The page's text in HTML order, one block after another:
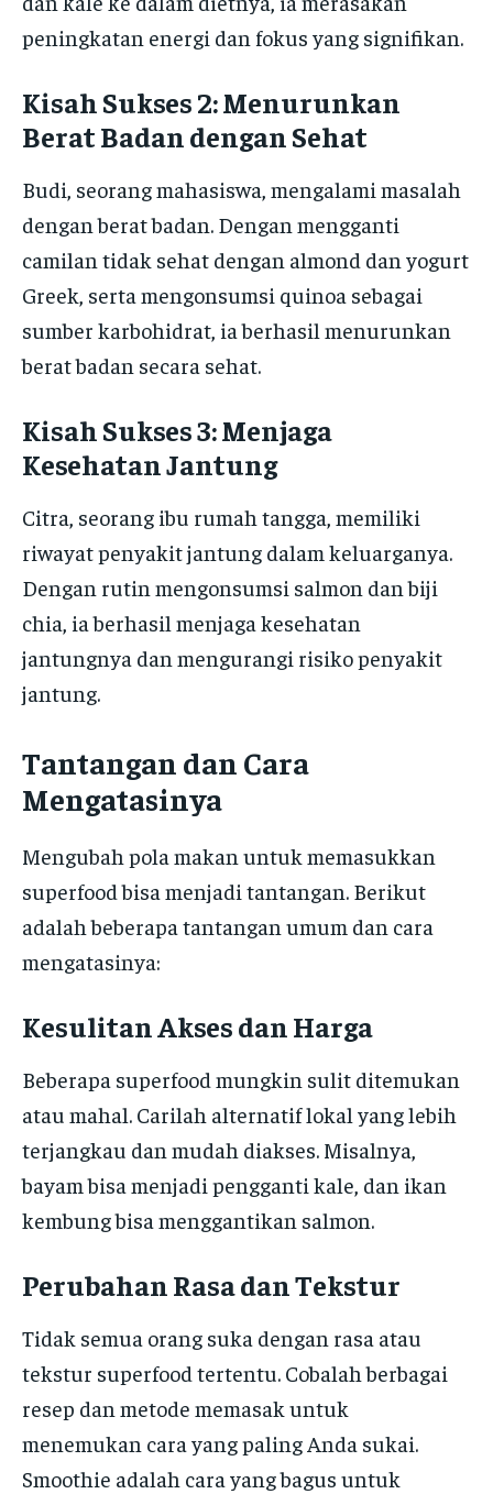
peningkatan energi dan fokus yang signifikan.
Kisah Sukses 2: Menurunkan
Berat Badan dengan Sehat
Budi, seorang mahasiswa, mengalami masalah
dengan berat badan. Dengan mengganti
camilan tidak sehat dengan almond dan yogurt
Greek, serta mengonsumsi quinoa sebagai
sumber karbohidrat, ia berhasil menurunkan
berat badan secara sehat.
Kisah Sukses 3: Menjaga
Kesehatan Jantung
Citra, seorang ibu rumah tangga, memiliki
riwayat penyakit jantung dalam keluarganya.
Dengan rutin mengonsumsi salmon dan biji
chia, ia berhasil menjaga kesehatan
jantungnya dan mengurangi risiko penyakit
jantung.
Tantangan dan Cara
Mengatasinya
Mengubah pola makan untuk memasukkan
superfood bisa menjadi tantangan. Berikut
adalah beberapa tantangan umum dan cara
mengatasinya:
Kesulitan Akses dan Harga
Beberapa superfood mungkin sulit ditemukan
atau mahal. Carilah alternatif lokal yang lebih
terjangkau dan mudah diakses. Misalnya,
bayam bisa menjadi pengganti kale, dan ikan
kembung bisa menggantikan salmon.
Perubahan Rasa dan Tekstur
Tidak semua orang suka dengan rasa atau
tekstur superfood tertentu. Cobalah berbagai
resep dan metode memasak untuk
menemukan cara yang paling Anda sukai.
Smoothie adalah cara yang bagus untuk